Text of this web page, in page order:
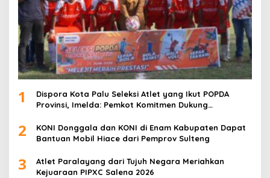
1
Dispora Kota Palu Seleksi Atlet yang Ikut POPDA
Provinsi, Imelda: Pemkot Komitmen Dukung
2
KONI Donggala dan KONI di Enam Kabupaten Dapat
Bantuan Mobil Hiace dari Pemprov Sulteng
3
Atlet Paralayang dari Tujuh Negara Meriahkan
Kejuaraan PIPXC Salena 2026